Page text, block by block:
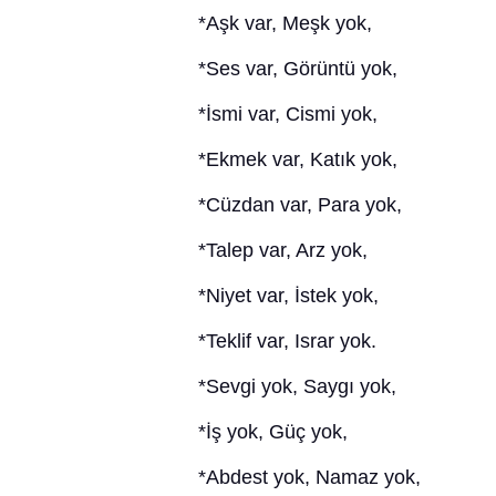
*Aşk var, Meşk yok,
*Ses var, Görüntü yok,
*İsmi var, Cismi yok,
*Ekmek var, Katık yok,
*Cüzdan var, Para yok,
*Talep var, Arz yok,
*Niyet var, İstek yok,
*Teklif var, Israr yok.
*Sevgi yok, Saygı yok,
*İş yok, Güç yok,
*Abdest yok, Namaz yok,